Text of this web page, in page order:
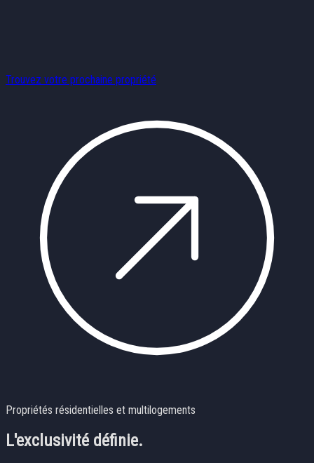
Trouvez votre prochaine propriété
Propriétés résidentielles et multilogements
L'exclusivité définie.